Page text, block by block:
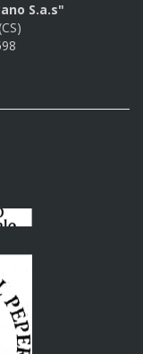
S.a.s"